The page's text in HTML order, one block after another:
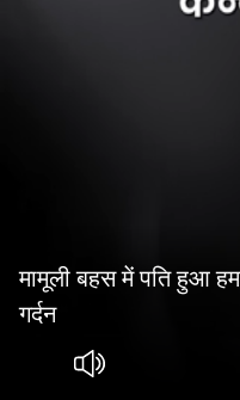
मामूली बहस में पति हुआ
गर्दन